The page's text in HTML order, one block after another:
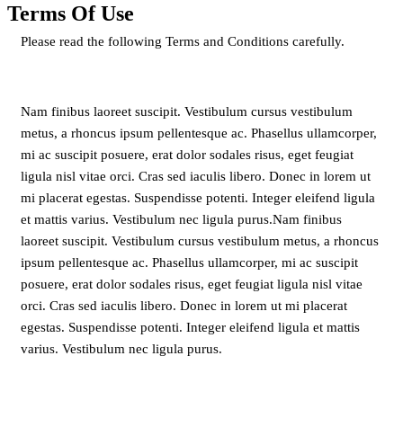
Terms Of Use
Please read the following Terms and Conditions carefully.
Nam finibus laoreet suscipit. Vestibulum cursus vestibulum
metus, a rhoncus ipsum pellentesque ac. Phasellus ullamcorper,
mi ac suscipit posuere, erat dolor sodales risus, eget feugiat
ligula nisl vitae orci. Cras sed iaculis libero. Donec in lorem ut
mi placerat egestas. Suspendisse potenti. Integer eleifend ligula
et mattis varius. Vestibulum nec ligula purus.Nam finibus
laoreet suscipit. Vestibulum cursus vestibulum metus, a rhoncus
ipsum pellentesque ac. Phasellus ullamcorper, mi ac suscipit
posuere, erat dolor sodales risus, eget feugiat ligula nisl vitae
orci. Cras sed iaculis libero. Donec in lorem ut mi placerat
egestas. Suspendisse potenti. Integer eleifend ligula et mattis
varius. Vestibulum nec ligula purus.